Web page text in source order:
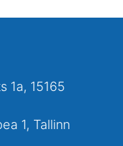
1a, 15165
1, Tallinn